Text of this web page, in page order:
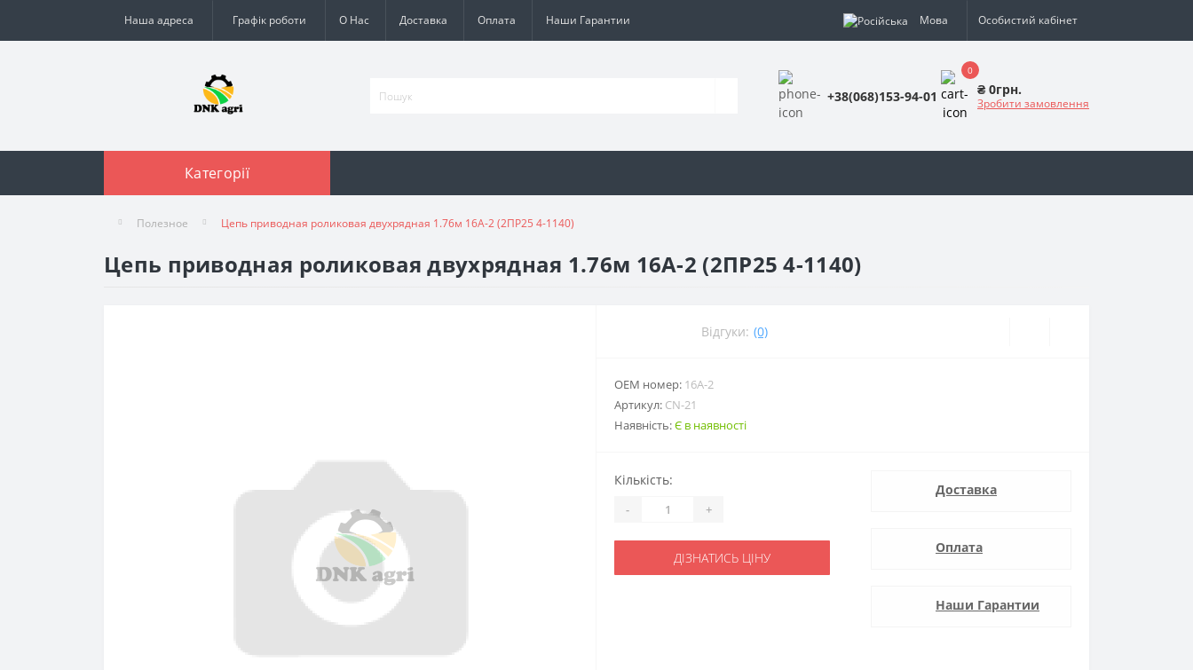
Наша адреса Графік роботи О Нас Доставка Оплата Наши Гарантии Мова Особистий кабінет
+38(068)153-94-01
0
₴ 0грн.
Зробити замовлення
Категорії
Полезное Цепь приводная роликовая двухрядная 1.76м 16A-2 (2ПР25 4-1140)
Цепь приводная роликовая двухрядная 1.76м 16A-2 (2ПР25 4-1140)
Відгуки: (0)
ОЕМ номер: 16A-2
Артикул: CN-21
Наявність:Є в наявності
Кількість:
- +
ДІЗНАТИСЬ ЦІНУ
Доставка
Оплата
Наши Гарантии